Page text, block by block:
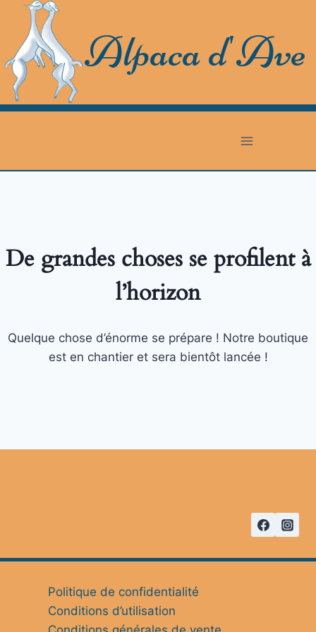
content
Alpaca d'Ave
De grandes choses se profilent à
l’horizon
Quelque chose d’énorme se prépare ! Notre boutique
est en chantier et sera bientôt lancée !
Politique de confidentialité
Conditions d’utilisation